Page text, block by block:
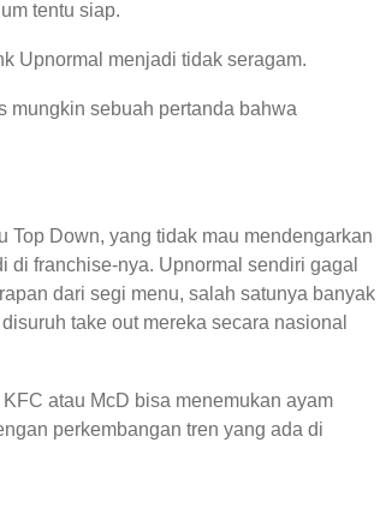
tentu siap.
Upnormal menjadi tidak seragam.
mungkin sebuah pertanda bahwa
Down, yang tidak mau mendengarkan
franchise-nya. Upnormal sendiri gagal
dari segi menu, salah satunya banyak
take out mereka secara nasional
atau McD bisa menemukan ayam
perkembangan tren yang ada di